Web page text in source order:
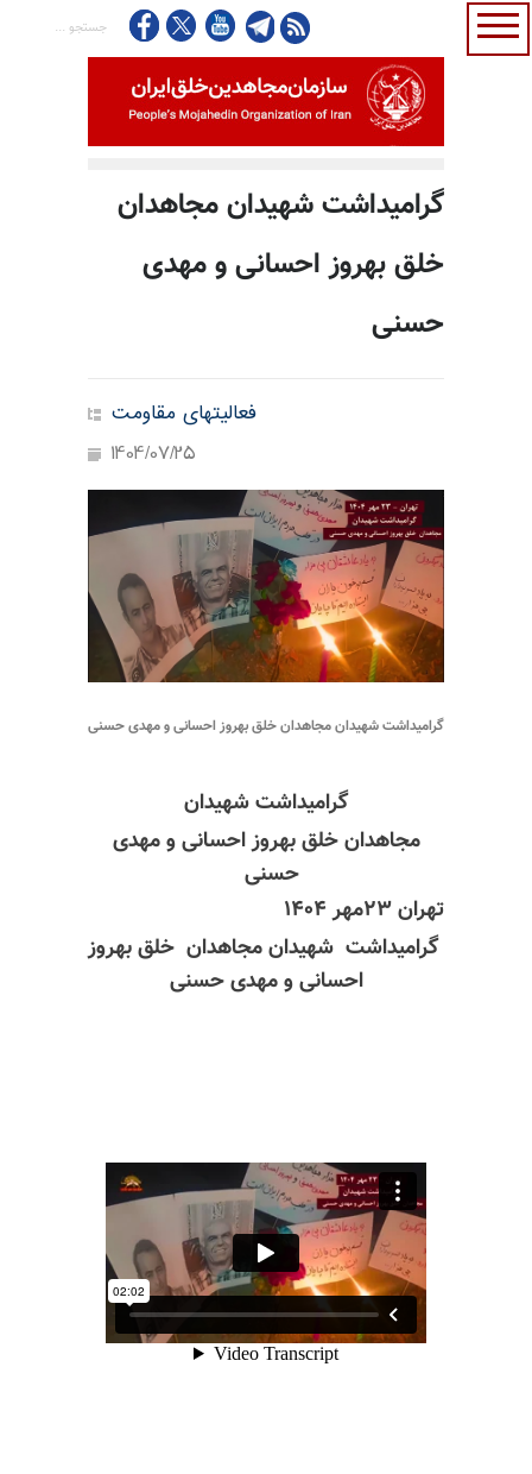
گرامیداشت شهیدان مجاهدان
خلق بهروز احسانی و مهدی
حسنی
فعالیتهای مقاومت
1404/07/25
گرامیداشت شهیدان مجاهدان خلق بهروز احسانی و مهدی حسنی
گرامیداشت شهیدان
مجاهدان خلق بهروز احسانی و مهدی
حسنی
تهران ۲۳مهر ۱۴۰۴
گرامیداشت شهیدان مجاهدان خلق بهروز
احسانی و مهدی حسنی